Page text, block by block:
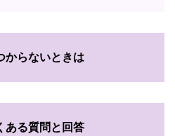
からないときは
ある質問と回答